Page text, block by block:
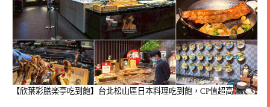
【欣葉彩膳楽亭吃到飽】台北松山區日本料理吃到飽，CP值超高